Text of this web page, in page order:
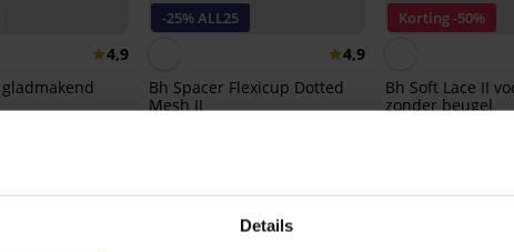
Details
4,9
-25% ALL25
4,9
Bh Spacer Flexicup Dotted
Mesh II
Korting -50%
Bh Soft Lace II
zonder beugel
Ontdek vergelijkbare stukken